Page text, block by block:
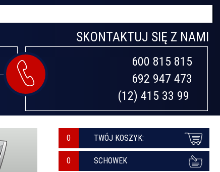
SKONTAKTUJ SIĘ Z NAMI
600 815 815
692 947 473
(12) 415 33 99
0 TWÓJ KOSZYK:
SCHOWEK